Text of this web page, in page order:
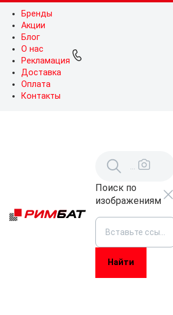
Бренды
Акции
Блог
О нас
Рекламация
Доставка
Оплата
Контакты
Поиск по
изображениям